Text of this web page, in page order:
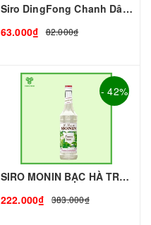
Siro DingFong Chanh Dây I Nguyên Liệu Pha Chế - Tobee Food
63.000₫
82.000₫
- 42%
SIRO MONIN BẠC HÀ TRẮNG - 700ML - MONIN | Nguyên liệu pha chế - TOBEE FOOD
222.000₫
383.000₫